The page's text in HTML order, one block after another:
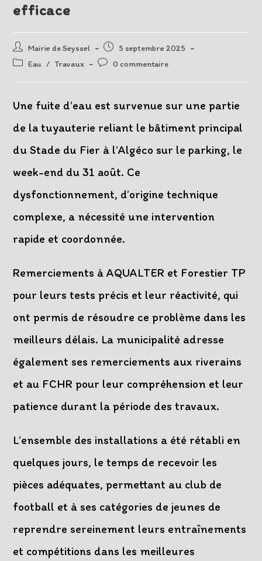
efficace
Auteur/autrice
de
Mairie de Seyssel
Post
published:
5 septembre 2025
PostEau / Travaux
Post0 commentaire
Une fuite d’eau est survenue sur une partie
de la tuyauterie reliant le bâtiment principal
du Stade du Fier à l’Algéco sur le parking, le
week-end du 31 août. Ce
dysfonctionnement, d’origine technique
complexe, a nécessité une intervention
rapide et coordonnée.
Remerciements à AQUALTER et Forestier TP
pour leurs tests précis et leur réactivité, qui
ont permis de résoudre ce problème dans les
meilleurs délais. La municipalité adresse
également ses remerciements aux riverains
et au FCHR pour leur compréhension et leur
patience durant la période des travaux.
L’ensemble des installations a été rétabli en
quelques jours, le temps de recevoir les
pièces adéquates, permettant au club de
football et à ses catégories de jeunes de
reprendre sereinement leurs entraînements
et compétitions dans les meilleures